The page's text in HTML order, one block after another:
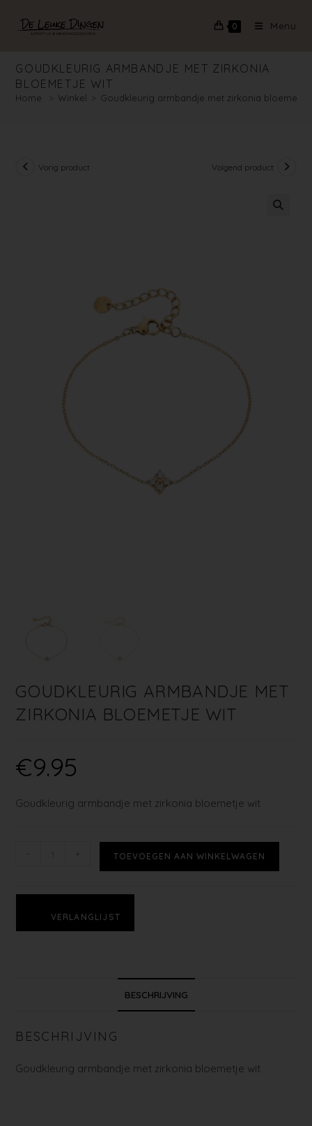
0 Menu
GOUDKLEURIG ARMBANDJE MET ZIRKONIA
BLOEMETJE WIT
Home > Winkel > Goudkleurig armbandje met zirkonia bloemetje
Vorig product Volgend product
GOUDKLEURIG ARMBANDJE MET
ZIRKONIA BLOEMETJE WIT
€9.95
Goudkleurig armbandje met zirkonia bloemetje wit
+ TOEVOEGEN AAN WINKELWAGEN
VERLANGLIJST
BESCHRIJVING
BESCHRIJVING
Goudkleurig armbandje met zirkonia bloemetje wit